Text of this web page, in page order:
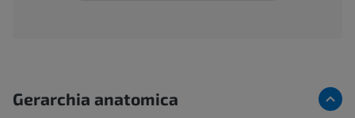
Gerarchia anatomica